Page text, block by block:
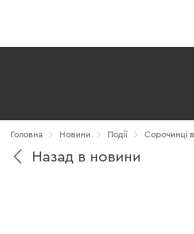
Головна Новини Події Сорочинці
Назад в новини